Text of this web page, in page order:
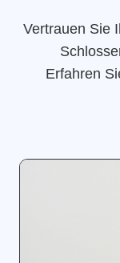
Vertrauen Sie
Erfahren